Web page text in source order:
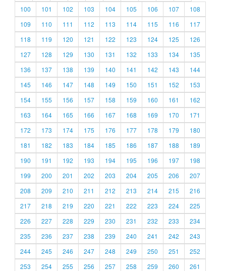
100
101 102 103 104 105 106 107
108
109
110 111 112 113 114 115 116
117
118
119 120 121 122 123 124 125
126
127
128 129 130 131 132 133 134
135
136
137 138 139 140 141 142 143
144
145
146 147 148 149 150 151 152
153
154
155 156 157 158 159 160 161
162
163
164 165 166 167 168 169 170
171
172
173 174 175 176 177 178 179
180
181
182 183 184 185 186 187 188
189
190
191 192 193 194 195 196 197
198
199
200 201 202 203 204 205 206
207
208
209 210 211 212 213 214 215
216
217
218 219 220 221 222 223 224
225
226
227 228 229 230 231 232 233
234
235
236 237 238 239 240 241 242
243
244
245 246 247 248 249 250 251
252
253
254 255 256 257 258 259 260
261